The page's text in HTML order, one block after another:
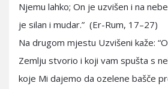
Njemu lahko; On je uzvišen i na
je silan i mudar.” (Er-Rum, 17–27)
Na drugom mjestu Uzvišeni kaže:
Zemlju stvorio i koji vam spušta s
koje Mi dajemo da ozelene bašče